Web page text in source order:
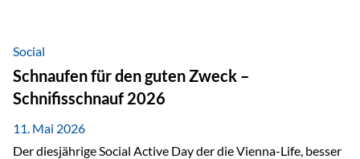
innerhalb der Private Wealth Police der Vienna-Life steht
der Oculus Value Capital Fund für einen langfristig
orientierten Value-Investing-Ansatz mit Fokus auf
fundamentale Unternehmensanalyse und nachhaltige
Wertentwicklung. Der Investmentansatz: Value Investing
mit Weitblick Im Zentrum steht ein…
Social
Schnaufen für den guten Zweck –
Schnifisschnauf 2026
11. Mai 2026
Der diesjährige Social Active Day der die Vienna-Life, besser